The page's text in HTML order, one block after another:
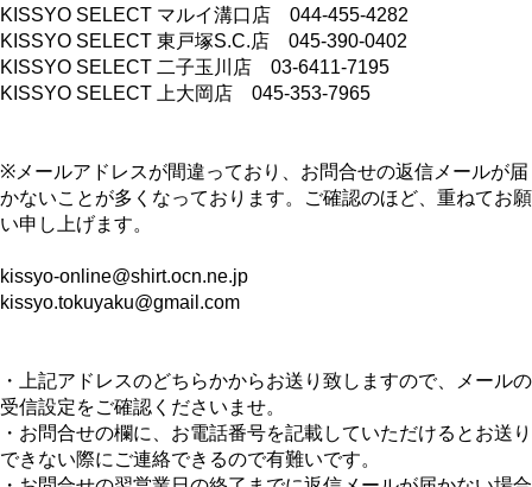
KISSYO SELECT マルイ溝口店 044-455-4282
KISSYO SELECT 東戸塚S.C.店 045-390-0402
KISSYO SELECT 二子玉川店 03-6411-7195
KISSYO SELECT 上大岡店 045-353-7965
※メールアドレスが間違っており、お問合せの返信メールが届
かないことが多くなっております。ご確認のほど、重ねてお願
い申し上げます。
kissyo-online@shirt.ocn.ne.jp
kissyo.tokuyaku@gmail.com
・上記アドレスのどちらかからお送り致しますので、メールの
受信設定をご確認くださいませ。
・お問合せの欄に、お電話番号を記載していただけるとお送り
できない際にご連絡できるので有難いです。